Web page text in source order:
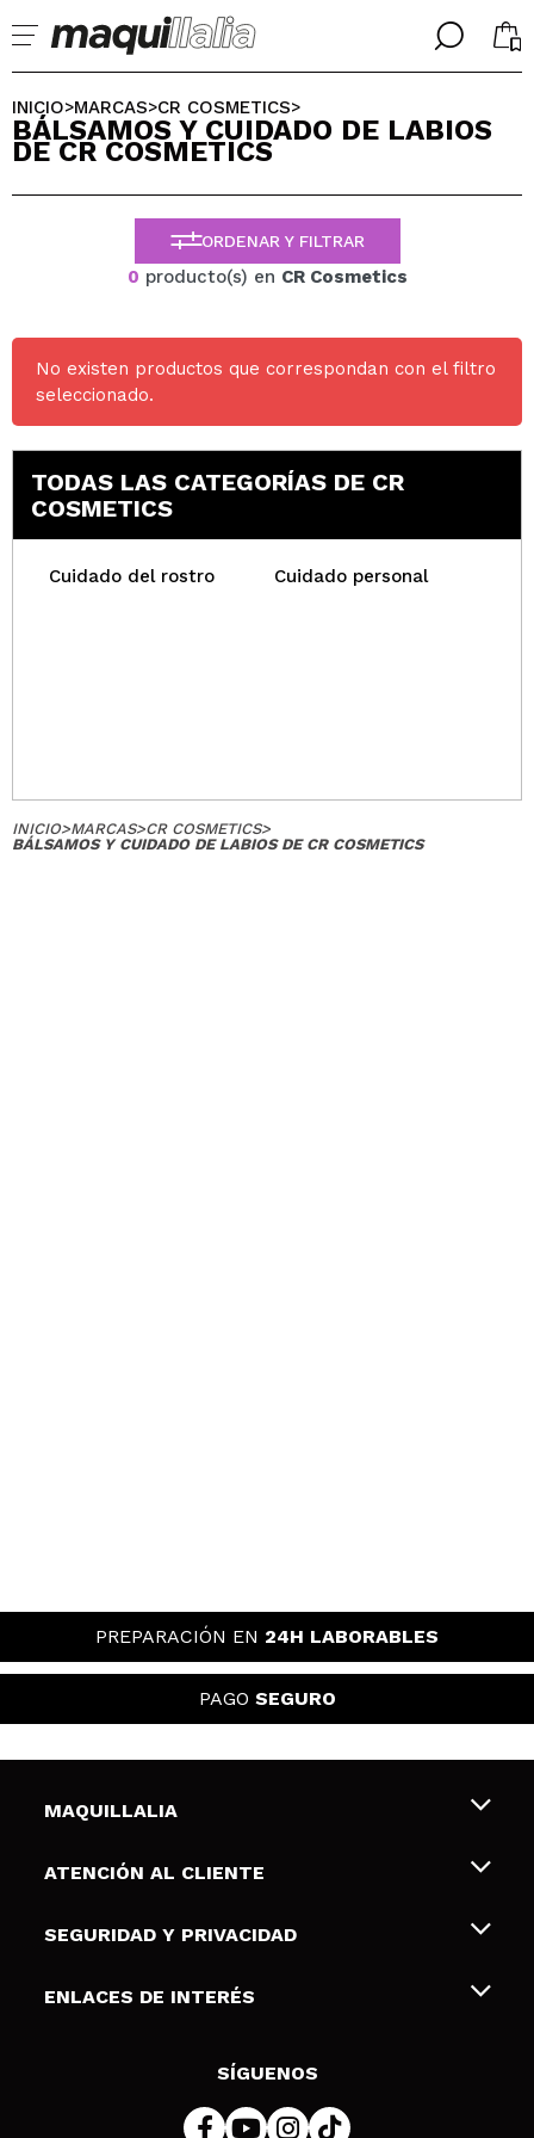
╳
Ya soy #maquilover, tengo cuenta
BIENVENIDX!
No tengo cuenta aquí
QUIERO REGISTRARME
Al crear una cuenta en Maquillalia.com podrás realizar
╳
SELECCIONA TU IDIOMA
ENGLISH
FRANCES
ALEMAN
ITALIANO
INICIO>MARCAS>CR COSMETICS>
BÁLSAMOS Y CUIDADO DE LABIOS
DE CR COSMETICS
ORDENAR Y FILTRAR
0 producto(s) en CR Cosmetics
No existen productos que correspondan con el filtro
seleccionado.
TODAS LAS CATEGORÍAS DE CR
COSMETICS
Cuidado del rostro Cuidado personal
INICIO>MARCAS>CR COSMETICS>
BÁLSAMOS Y CUIDADO DE LABIOS DE CR COSMETICS
PREPARACIÓN EN 24H LABORABLES
PAGO SEGURO
MAQUILLALIA
Sobre nosotros
Tarjetas de Regalo
ATENCIÓN AL CLIENTE
Envíos y devoluciones
Formas de pago
SEGURIDAD Y PRIVACIDAD
Terminos y condiciones de uso
Política de cookies
ENLACES DE INTERÉS
SÍGUENOS